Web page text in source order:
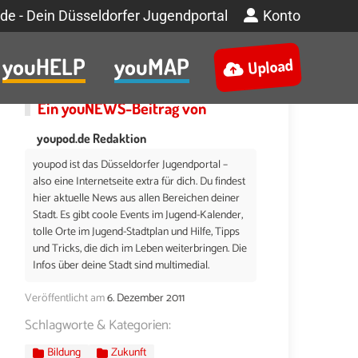
- Dein Düsseldorfer Jugendportal Konto
youHELP youMAP Upload
EinyouNEWS-Beitrag von
youpod.de Redaktion
youpod ist das Düsseldorfer Jugendportal –
also eine Internetseite extra für dich. Du findest
hier aktuelle News aus allen Bereichen deiner
Stadt. Es gibt coole Events im Jugend-Kalender,
tolle Orte im Jugend-Stadtplan und Hilfe, Tipps
und Tricks, die dich im Leben weiterbringen. Die
Infos über deine Stadt sind multimedial.
Veröffentlicht am6. Dezember 2011
Schlagworte & Kategorien:
Bildung Zukunft